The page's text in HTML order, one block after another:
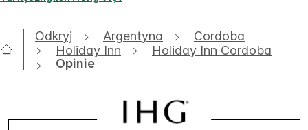
Odkryj Argentyna
Cordoba
Holiday Inn
Holiday Inn Cordoba
Opinie